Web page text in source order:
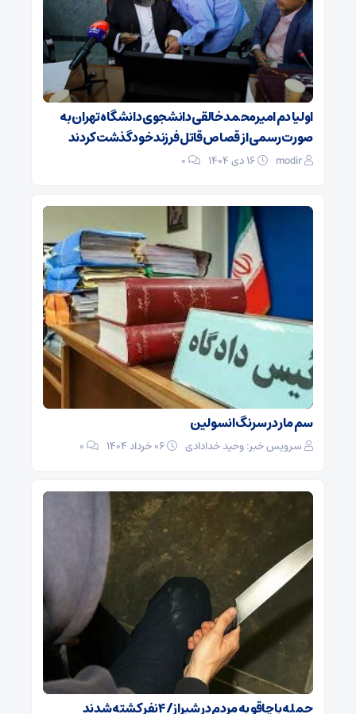
اولیا دم امیرمحمد خالقی دانشجوی دانشگاه تهران به
صورت رسمی از قصاص قاتل فرزند خود گذشت کردند
modir
0
سم مار در سرنگ انسولین
سرویس خبر: وحید خدادادی 0
حمله با چاقو به مردم در شیراز/ ۴ نفر کشته شدند